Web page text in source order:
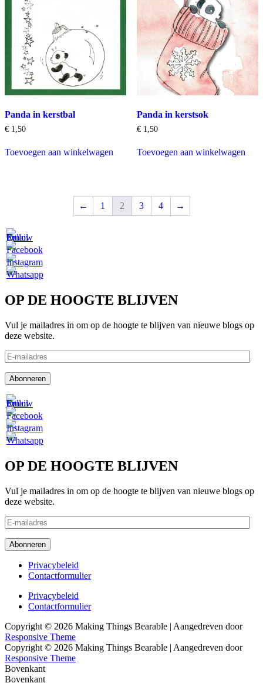
Panda in kerstbal
€ 1,50
Toevoegen aan winkelwagen
Panda in kerstsok
€1,50
Toevoegen aan winkelwagen
← 1 2 3 4 →
OP DE HOOGTE BLIJVEN
Vul je mailadres in om op de hoogte te blijven van nieuwe blogs op
deze website.
E-
mailadres
Abonneren
OP DE HOOGTE BLIJVEN
Vul je mailadres in om op de hoogte te blijven van nieuwe blogs op
deze website.
E-
mailadres
Abonneren
Footer
menu
Privacybeleid
Contactformulier
Footer
menu
Privacybeleid
Contactformulier
Copyright © 2026 Making Things Bearable | Aangedreven door
Responsive Theme
Copyright © 2026 Making Things Bearable | Aangedreven door
Responsive Theme
Bovenkant
Bovenkant